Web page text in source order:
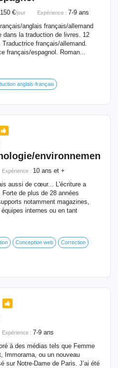
€/jour Expérience : 7-9 ans
anglais français/allemand
dans la traduction de livres. 12
français/allemand.
français/espagnol. Roman...
anglais-français
environnement
Expérience : 10 ans et +
aussi de cœur... L'écriture a
de plus de 28 années
notamment magazines,
internes ou en tant
Conception web Correction
Expérience : 7-9 ans
à des médias tels que Femme
Immorama, ou un nouveau
sur Notre-Dame de Paris. J’ai été